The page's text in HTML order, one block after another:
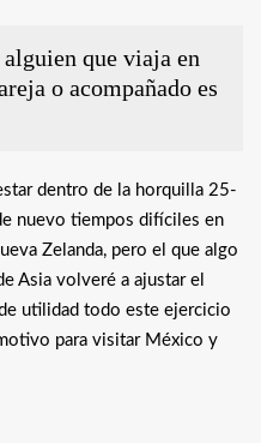
alguien que viaja en
o acompañado es
dentro de la horquilla 25-
nuevo tiempos difíciles en
Zelanda, pero el que algo
Asia volveré a ajustar el
utilidad todo este ejercicio
para visitar México y